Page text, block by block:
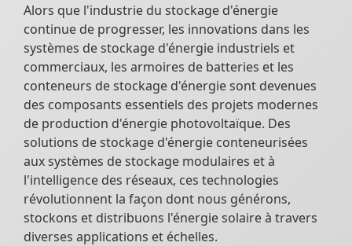
Alors que l'industrie du stockage d'énergie
continue de progresser, les innovations dans les
systèmes de stockage d'énergie industriels et
commerciaux, les armoires de batteries et les
conteneurs de stockage d'énergie sont devenues
des composants essentiels des projets modernes
de production d'énergie photovoltaïque. Des
solutions de stockage d'énergie conteneurisées
aux systèmes de stockage modulaires et à
l'intelligence des réseaux, ces technologies
révolutionnent la façon dont nous générons,
stockons et distribuons l'énergie solaire à travers
diverses applications et échelles.